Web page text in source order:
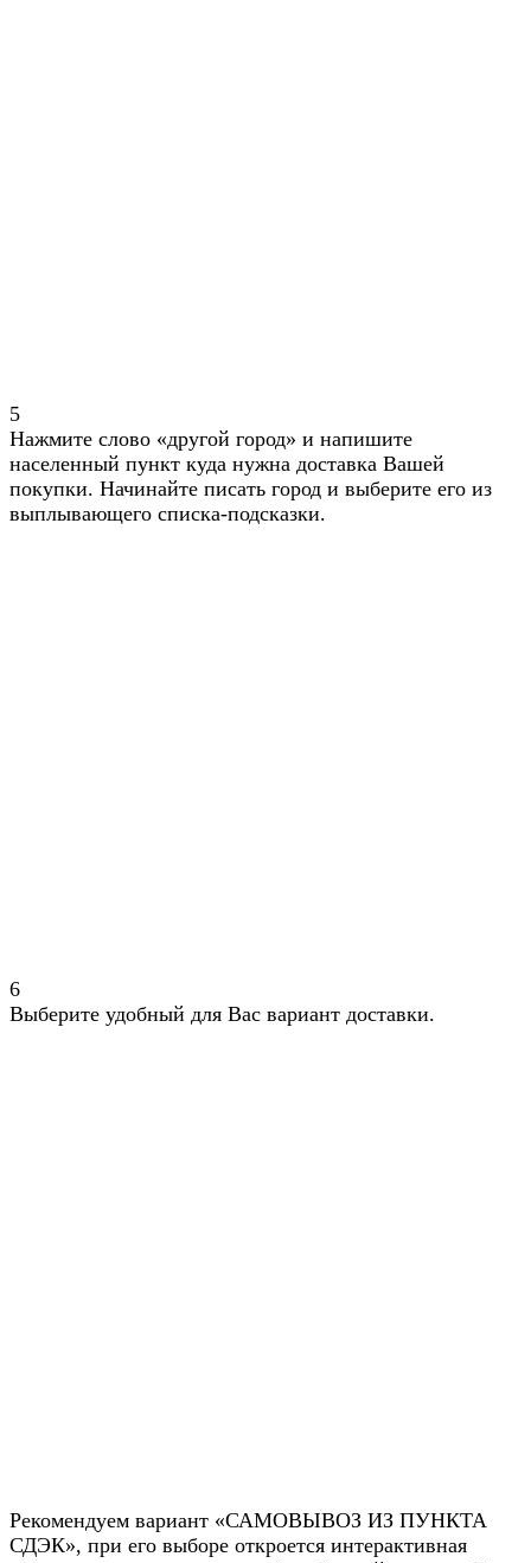
5
Нажмите слово «другой город» и напишите
населенный пункт куда нужна доставка Вашей
покупки. Начинайте писать город и выберите его из
выплывающего списка-подсказки.
6
Выберите удобный для Вас вариант доставки.
Рекомендуем вариант «САМОВЫВОЗ ИЗ ПУНКТА
СДЭК», при его выборе откроется интерактивная